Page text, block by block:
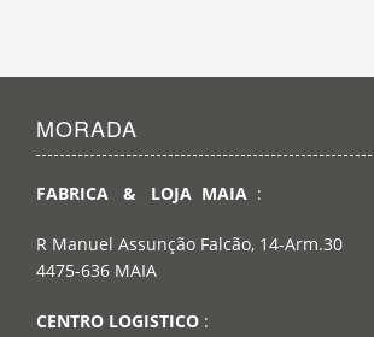
MORADA
FABRICA & LOJA MAIA :
R Manuel Assunção Falcão, 14-Arm.30
4475-636 MAIA
CENTRO LOGISTICO :